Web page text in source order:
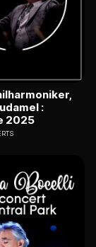
:
2025